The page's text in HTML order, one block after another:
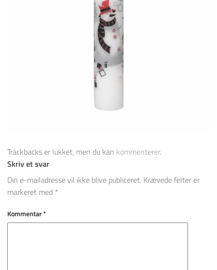
Trackbacks er lukket, men du kan kommenterer.
Skriv et svar
Din e-mailadresse vil ikke blive publiceret. Krævede felter er
markeret med *
Kommentar*